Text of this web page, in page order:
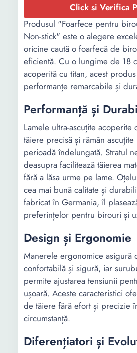
Click si Verifica
Produsul "Foarfece pentru
Non-stick" este o alegere
oricine caută o foarfecă de
eficientă. Cu o lungime de 18
acoperită cu titan, acest
performanțe remarcabile și
Performanță și
Lamele ultra-ascuțite acoperite
tăiere precisă și rămân
perioadă îndelungată. Stratul
deasupra facilitează tăierea
fără a lăsa urme pe lame.
cea mai bună calitate și
fabricat în Germania, îl
preferințelor pentru birouri și
Design și Ergonomie
Manerele ergonomice asigură
confortabilă și sigură, iar
permite ajustarea tensiunii
ușoară. Aceste caracteristici
de tăiere fără efort și precizie
circumstanță.
Diferențiatori și